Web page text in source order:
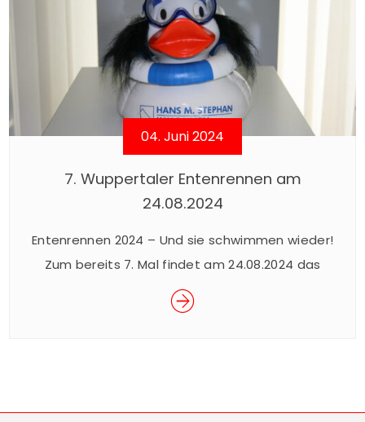
04. Juni 2024
7. Wuppertaler Entenrennen am
24.08.2024
Entenrennen 2024 – Und sie schwimmen wieder!
Zum bereits 7. Mal findet am 24.08.2024 das
beliebte Wuppertaler Entenrennen im Rahmen
des Sommerfestes der Junior Uni statt. Das
Sie am Rennen […]